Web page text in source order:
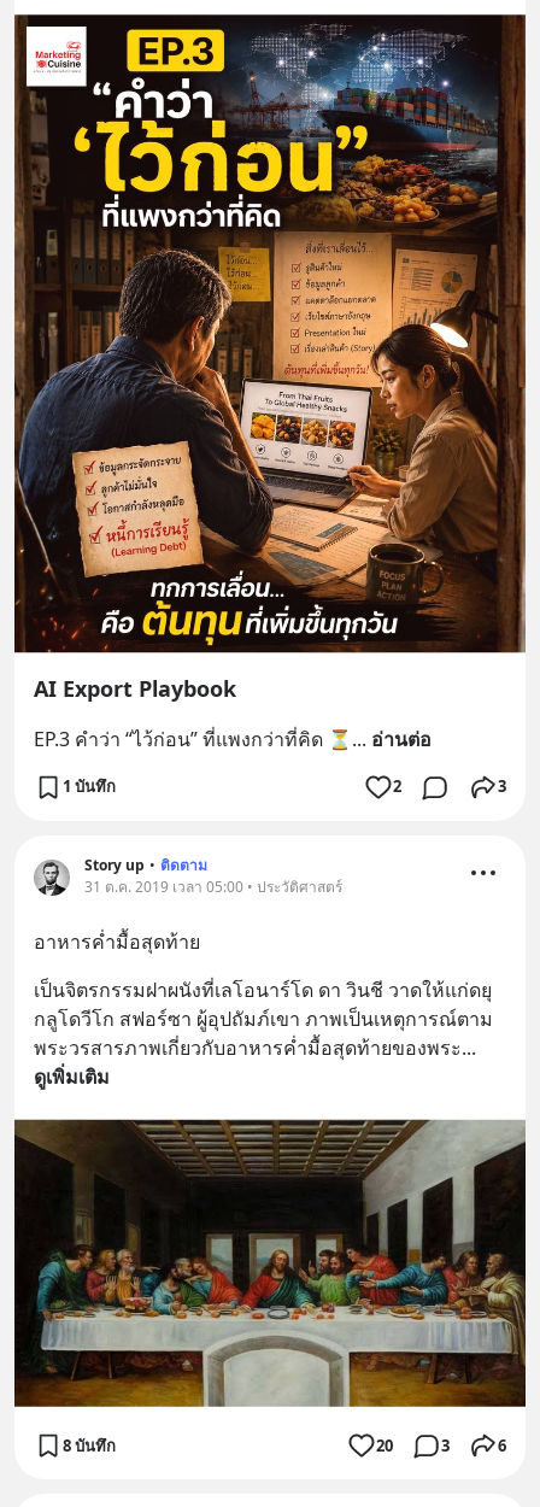
AI Export Playbook
EP.3 คำว่า “ไว้ก่อน” ที่แพงกว่าที่คิด ⏳ ... อ่านต่อ
1 บันทึก 2 3
Story up • ติดตาม
31 ต.ค. 2019 เวลา 05:00 • ประวัติศาสตร์
อาหารค่ำมื้อสุดท้าย
เป็นจิตรกรรมฝาผนังที่เลโอนาร์โด ดา วินชี วาดให้แก่ดยุ
กลูโดวีโก สฟอร์ซา ผู้อุปถัมภ์เขา ภาพเป็นเหตุการณ์ตาม
พระวรสารภาพเกี่ยวกับอาหารค่ำมื้อสุดท้ายของพระ...
ดูเพิ่มเติม
8 บันทึก 20 3 6